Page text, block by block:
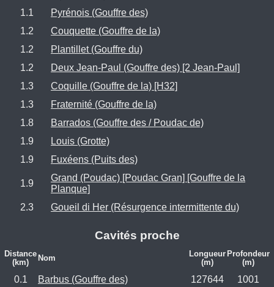
1.1
Pyrénois (Gouffre des)
1.2
Couquette (Gouffre de la)
1.2
Plantillet (Gouffre du)
1.2
Deux Jean-Paul (Gouffre des) [2 Jean-Paul]
1.3
Coquille (Gouffre de la) [H32]
1.3
Fraternité (Gouffre de la)
1.8
Barrados (Gouffre des / Poudac de)
1.9
Louis (Grotte)
1.9
Fuxéens (Puits des)
1.9
Grand (Poudac) [Poudac Gran] [Gouffre de la
Planque]
2.3
Goueil di Her (Résurgence intermittente du)
Cavités proche
Distance
(km)
Nom
Longueur
(m)
Profondeur
(m)
0.1 Barbus (Gouffre des) 127644 1001